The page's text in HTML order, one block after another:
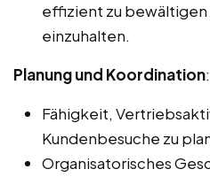
effizient zu bewältigen
einzuhalten.
Planung und Koordination:
Fähigkeit,
Kundenbesuche zu
Organisatorisches